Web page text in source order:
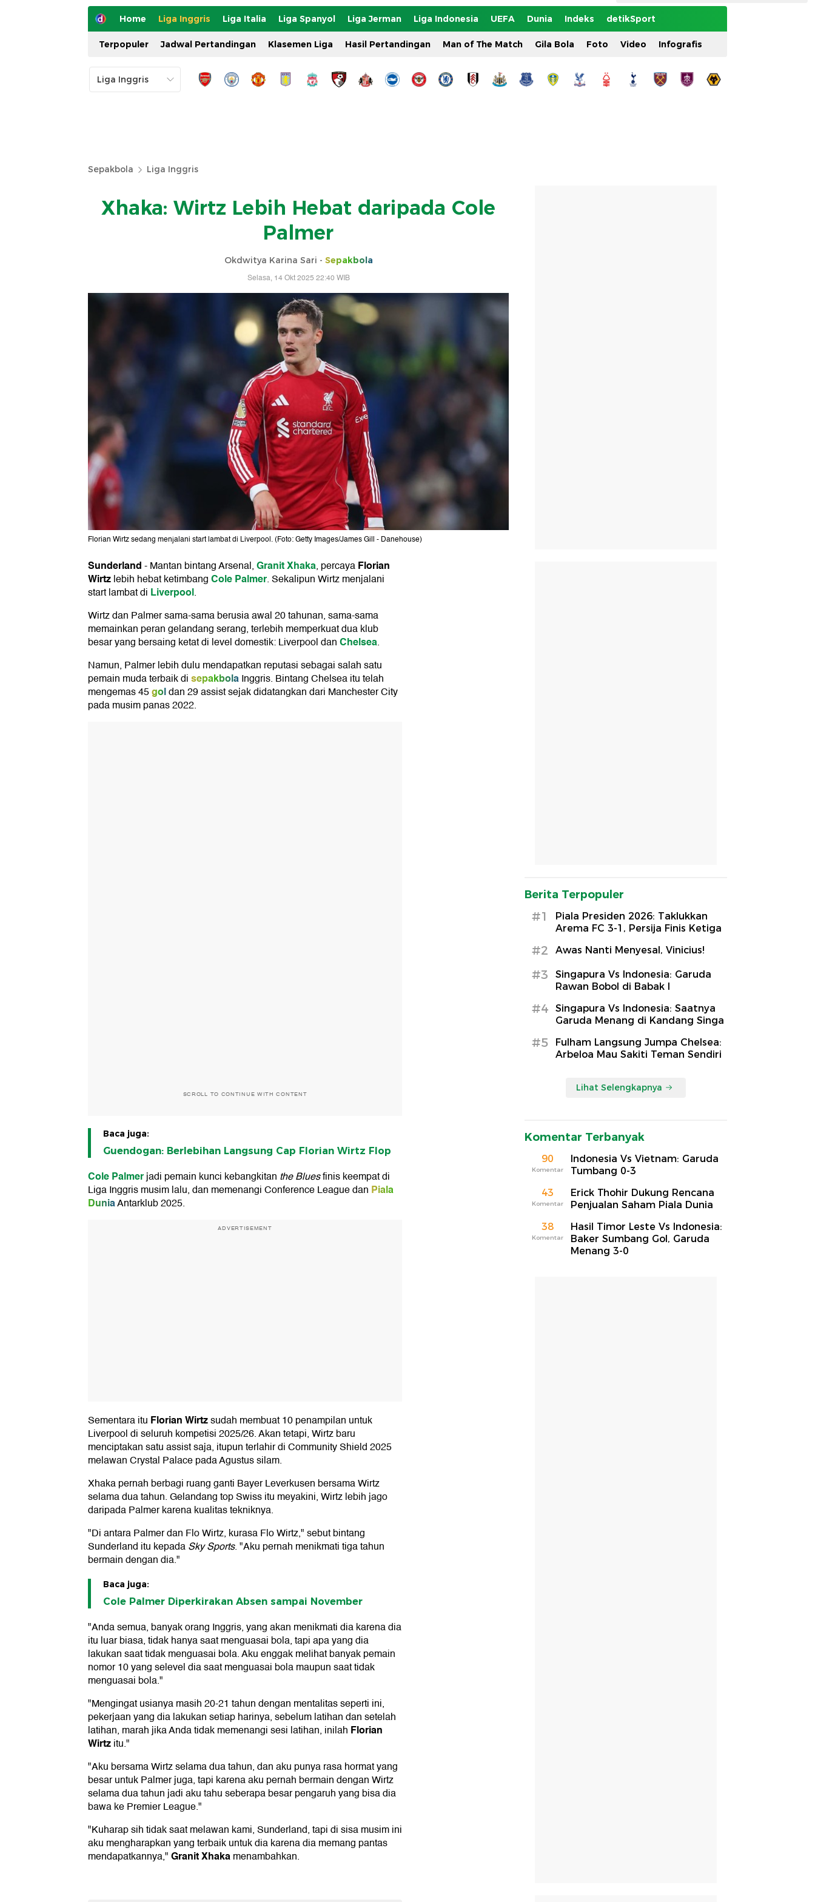
Home Liga Inggris Liga Italia Liga Spanyol Liga Jerman Liga Indonesia UEFA Dunia Indeks detikSport
Terpopuler Jadwal Pertandingan Klasemen Liga Hasil Pertandingan Man of The Match Gila Bola Foto Video Infografis
Sepakbola Liga Inggris
Xhaka: Wirtz Lebih Hebat daripada Cole
Palmer
Okdwitya Karina Sari - Sepakbola
Selasa, 14 Okt 2025 22:40 WIB
Florian Wirtz sedang menjalani start lambat di Liverpool. (Foto: Getty Images/James Gill - Danehouse)
Sunderland-Mantan bintang Arsenal,Granit Xhaka, percayaFlorian
Wirtzlebih hebat ketimbangCole Palmer. Sekalipun Wirtz menjalani
start lambat di Liverpool.
Wirtz dan Palmer sama-sama berusia awal 20 tahunan, sama-sama
memainkan peran gelandang serang, terlebih memperkuat dua klub
besar yang bersaing ketat di level domestik: Liverpool danChelsea.
Namun, Palmer lebih dulu mendapatkan reputasi sebagai salah satu
pemain muda terbaik disepakbolaInggris. Bintang Chelsea itu telah
mengemas 45goldan 29 assist sejak didatangkan dari Manchester City
pada musim panas 2022.
SCROLL TO CONTINUE WITH CONTENT
Baca juga:
Guendogan: Berlebihan Langsung Cap Florian Wirtz Flop
Cole Palmerjadi pemain kunci kebangkitan the Bluesfinis keempat di
Liga Inggris musim lalu, dan memenangi Conference League dan Piala
DuniaAntarklub 2025.
ADVERTISEMENT
Sementara itu Florian Wirtzsudah membuat 10 penampilan untuk
Liverpool di seluruh kompetisi 2025/26. Akan tetapi, Wirtz baru
menciptakan satu assist saja, itupun terlahir di Community Shield 2025
melawan Crystal Palace pada Agustus silam.
Xhaka pernah berbagi ruang ganti Bayer Leverkusen bersama Wirtz
selama dua tahun. Gelandang top Swiss itu meyakini, Wirtz lebih jago
daripada Palmer karena kualitas tekniknya.
"Di antara Palmer dan Flo Wirtz, kurasa Flo Wirtz," sebut bintang
Sunderland itu kepadaSky Sports. "Aku pernah menikmati tiga tahun
bermain dengan dia."
Baca juga:
Cole Palmer Diperkirakan Absen sampai November
"Anda semua, banyak orang Inggris, yang akan menikmati dia karena dia
itu luar biasa, tidak hanya saat menguasai bola, tapi apa yang dia
lakukan saat tidak menguasai bola. Aku enggak melihat banyak pemain
nomor 10 yang selevel dia saat menguasai bola maupun saat tidak
menguasai bola."
"Mengingat usianya masih 20-21 tahun dengan mentalitas seperti ini,
pekerjaan yang dia lakukan setiap harinya, sebelum latihan dan setelah
latihan, marah jika Anda tidak memenangi sesi latihan, inilah Florian
Wirtzitu."
"Aku bersama Wirtz selama dua tahun, dan aku punya rasa hormat yang
besar untuk Palmer juga, tapi karena aku pernah bermain dengan Wirtz
selama dua tahun jadi aku tahu seberapa besar pengaruh yang bisa dia
bawa ke Premier League."
"Kuharap sih tidak saat melawan kami, Sunderland, tapi di sisa musim ini
aku mengharapkan yang terbaik untuk dia karena dia memang pantas
mendapatkannya,"Granit Xhakamenambahkan.
Berita Terpopuler
#1
Piala Presiden 2026: Taklukkan
Arema FC 3-1, Persija Finis Ketiga
#2 Awas Nanti Menyesal, Vinicius!
#3
Singapura Vs Indonesia: Garuda
Rawan Bobol di Babak I
#4
Singapura Vs Indonesia: Saatnya
Garuda Menang di Kandang Singa
#5
Fulham Langsung Jumpa Chelsea:
Arbeloa Mau Sakiti Teman Sendiri
Lihat Selengkapnya
Komentar Terbanyak
90
Komentar
Indonesia Vs Vietnam: Garuda
Tumbang 0-3
43
Komentar
Erick Thohir Dukung Rencana
Penjualan Saham Piala Dunia
38
Komentar
Hasil Timor Leste Vs Indonesia:
Baker Sumbang Gol, Garuda
Menang 3-0